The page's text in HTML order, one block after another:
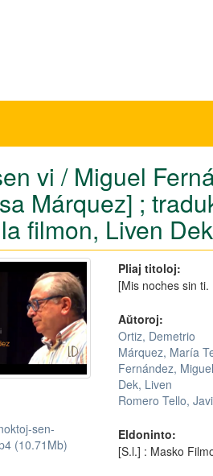
vi / Miguel
Márquez] ;
filmon, Liven
sen-
(10.71Mb)
Pliaj titoloj:
[Mis noches sin ti.
Aŭtoroj:
Ortiz, Demetrio
Márquez, María
Fernández, Miguel
Dek, Liven
Romero Tello,
Eldoninto:
[S.l.] : Masko